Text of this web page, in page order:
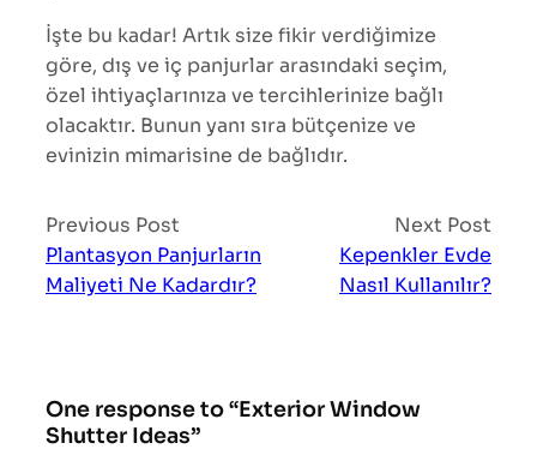
İşte bu kadar! Artık size fikir verdiğimize
göre, dış ve iç panjurlar arasındaki seçim,
özel ihtiyaçlarınıza ve tercihlerinize bağlı
olacaktır. Bunun yanı sıra bütçenize ve
evinizin mimarisine de bağlıdır.
Previous Post
Plantasyon Panjurların
Maliyeti Ne Kadardır?
Next Post
Kepenkler Evde
Nasıl Kullanılır?
One response to “Exterior Window
Shutter Ideas”